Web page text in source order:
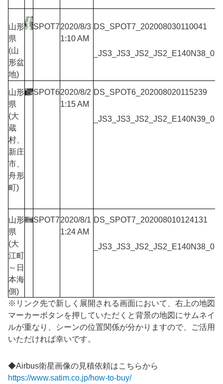
山形
県
(山
形盆
地)
SPOT72020/8/3
1:10 AM
DS_SPOT7_202008030110041
山形
県
(大
蔵
村、
新庄
市、
舟形
町)
SPOT62020/8/2
1:15 AM
DS_SPOT6_202008020115239
山形
県
(大
江町
～日
本海
側)
SPOT72020/8/1
1:24 AM
DS_SPOT7_202008010124131
※リンク先で新しく展開される画面において、右上の地図
マーカーボタンを押していただくと背景の地図にサムネイ
ルが重なり、シーンの位置関係が分かりますので、ご活用
いただければ幸いです。
◆Airbus衛星画像の見積依頼はこちらから
https://www.satim.co.jp/how-to-buy/